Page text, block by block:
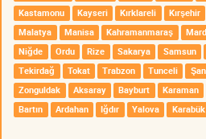
Kastamonu
Kayseri Kırklareli Kırşehir
Malatya
Manisa Kahramanmaraş
Niğde
Ordu Rize Sakarya Samsun
Tekirdağ
Tokat Trabzon Tunceli
Zonguldak
Aksaray Bayburt Karaman
Bartın
Ardahan Iğdır Yalova Karabük